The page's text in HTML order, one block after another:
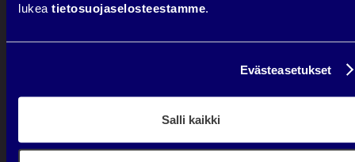
lukea tietosuojaselosteestamme.
Evästeasetukset
Salli kaikki